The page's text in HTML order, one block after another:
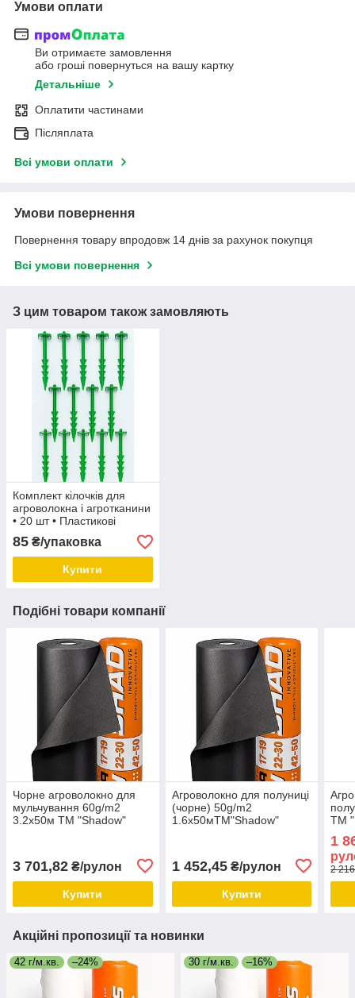
Умови оплати
Ви отримаєте замовлення
або гроші повернуться на вашу картку
Детальніше
Оплатити частинами
Післяплата
Всі умови оплати
Умови повернення
Повернення товару впродовж 14 днів за рахунок покупця
Всі умови повернення
З цим товаром також замовляють
Комплект кілочків для
агроволокна і агротканини
• 20 шт • Пластикові
кріплення геотекстилю
85 ₴/упаковка
Купити
Подібні товари компанії
Чорне агроволокно для
мульчування 60g/m2
3.2х50м TM "Shadow"
3 701,82 ₴/рулон
Купити
Агроволокно для полуниці
(чорне) 50g/m2
1.6х50мTM"Shadow"
1 452,45₴/рулон
Купити
TM
1
2
Акційні пропозиції та новинки
42 г/м.кв. –24% 30 г/м.кв. –16%